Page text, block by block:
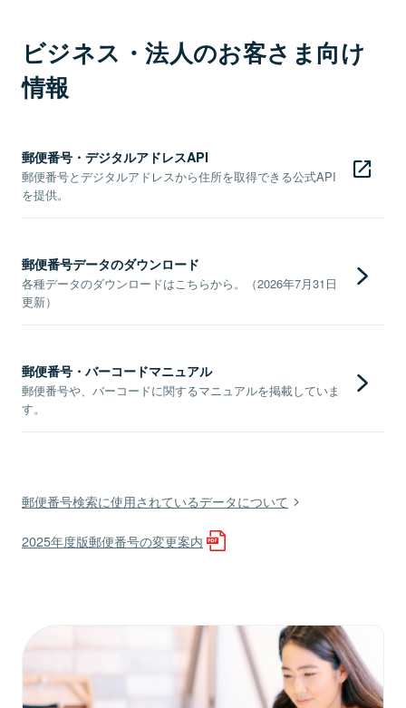
ビジネス・法人のお客さま向け
情報
郵便番号・デジタルアドレスAPI
郵便番号とデジタルアドレスから住所を取得できる公式API
を提供。
郵便番号データのダウンロード
各種データのダウンロードはこちらから。（2026年7月31日
更新）
郵便番号・バーコードマニュアル
郵便番号や、バーコードに関するマニュアルを掲載していま
す。
郵便番号検索に使用されているデータについて
2025年度版郵便番号の変更案内